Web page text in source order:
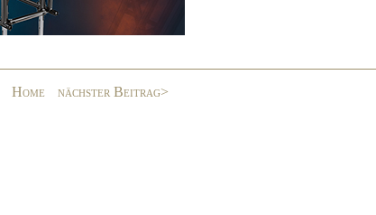
Home nächster Beitrag>